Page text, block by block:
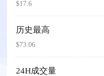
$17.6
历史最高
$73.06
24H成交量